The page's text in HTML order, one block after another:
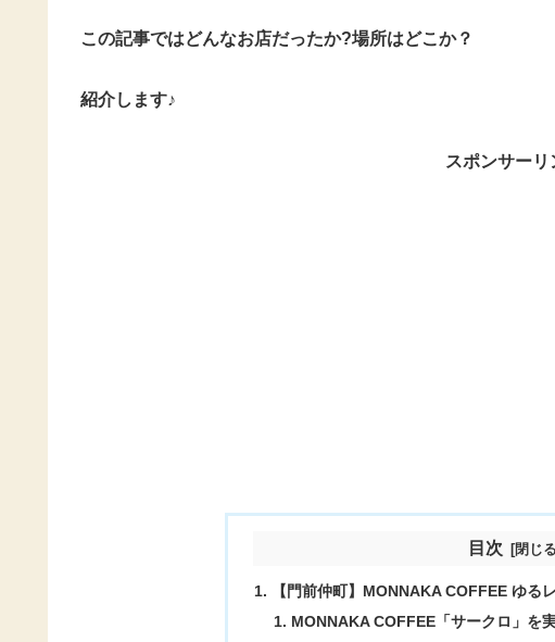
この記事ではどんなお店だったか?場所はどこか？
紹介します♪
スポンサーリ
目次
【門前仲町】MONNAKA COFFEE ゆる
MONNAKA COFFEE「サークロ」を